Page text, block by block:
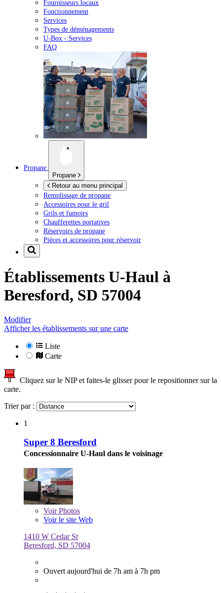
Fournisseurs locaux
Fonctionnement
Services
Types de déménagements
U-Box - Services
FAQ
Propane
Propane
Retour au menu principal
Remplissage de propane
Accessoires pour le gril
Grils et fumoirs
Chaufferettes portatives
Réservoirs de propane
Pièces et accessoires pour réservoir
Établissements U-Haul à
Beresford, SD 57004
Modifier
Afficher les établissements sur une carte
Liste
Carte
Cliquez sur le NIP et faites-le glisser pour le repositionner sur la
carte.
Trier par :
1
Super 8 Beresford
Concessionnaire U-Haul dans le voisinage
VoirPhotos
Voir le site Web
1410 W Cedar St
Beresford, SD 57004
Ouvert aujourd'hui de 7h am à 7h pm